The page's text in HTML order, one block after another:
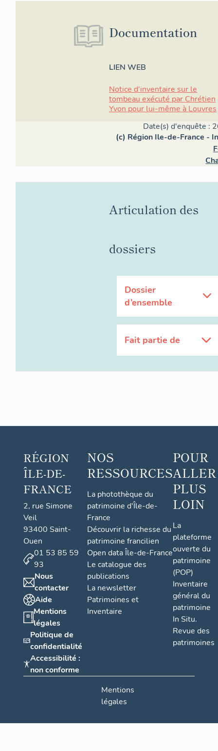
Documentation
LIEN WEB
Notice d'inventaire sur le
tombeau exécuté par Chrétien
Yvon pour lui-même à Louvres
Date(s) d'enquête :
(c) Région Ile-de-France -
Articulation des
dossiers
Dossier
d’ensemble
Fait partie de
RÉGION
ÎLE-DE-
FRANCE
2, rue Simone
Veil
93400 Saint-
Ouen
01 53 85 59
93
Nous
contacter
Aide
Mentions
légales
Politique de
confidentialité
Accessibilité :
non conforme
NOS
RESSOURCES
La photothèque du
patrimoine d'Île-de-
France
Découvrir la richesse du
patrimoine francilien
Open data Île-de-France
Le catalogue des
publications
La newsletter
Patrimoines et
Inventaire
POUR
ALLER
PLUS
LOIN
La
plateforme
ouverte du
patrimoine
(POP)
Inventaire
général du
patrimoine
In Situ.
Revue des
patrimoines
Mentions
légales